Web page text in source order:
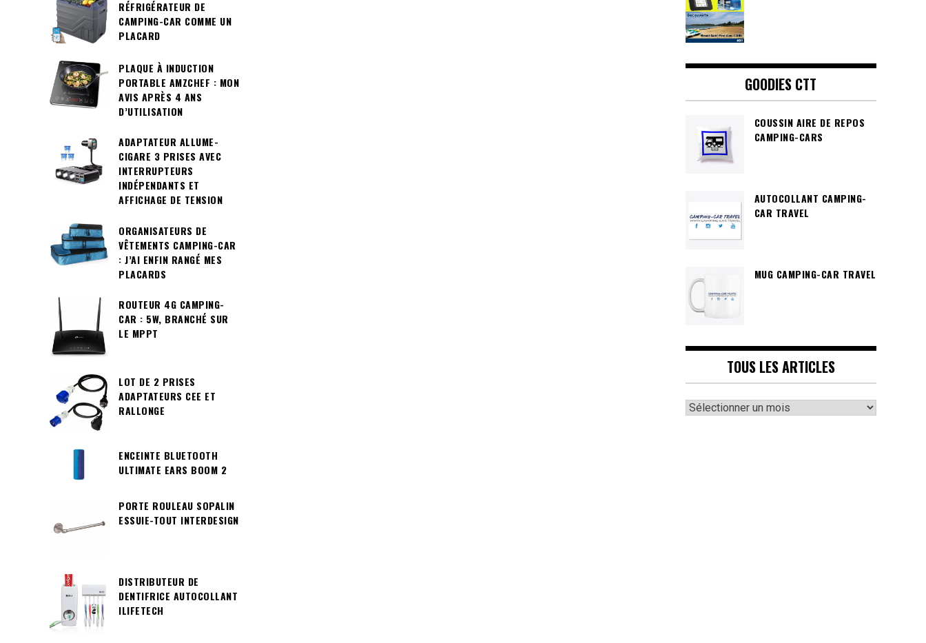
RÉFRIGÉRATEUR DE
CAMPING-CAR COMME UN
PLACARD
PLAQUE À INDUCTION
PORTABLE AMZCHEF : MON
AVIS APRÈS 4 ANS
D’UTILISATION
ADAPTATEUR ALLUME-
CIGARE 3 PRISES AVEC
INTERRUPTEURS
INDÉPENDANTS ET
AFFICHAGE DE TENSION
ORGANISATEURS DE
VÊTEMENTS CAMPING-CAR
: J’AI ENFIN RANGÉ MES
PLACARDS
ROUTEUR 4G CAMPING-
CAR : 5W, BRANCHÉ SUR
LE MPPT
LOT DE 2 PRISES
ADAPTATEURS CEE ET
RALLONGE
ENCEINTE BLUETOOTH
ULTIMATE EARS BOOM 2
PORTE ROULEAU SOPALIN
ESSUIE-TOUT INTERDESIGN
DISTRIBUTEUR DE
DENTIFRICE AUTOCOLLANT
ILIFETECH
GOODIES CTT
COUSSIN AIRE DE REPOS
CAMPING-CARS
AUTOCOLLANT CAMPING-
CAR TRAVEL
MUG CAMPING-CAR TRAVEL
TOUS LES ARTICLES
Tous